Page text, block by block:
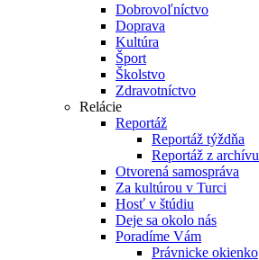
Dobrovoľníctvo
Doprava
Kultúra
Šport
Školstvo
Zdravotníctvo
Relácie
Reportáž
Reportáž týždňa
Reportáž z archívu
Otvorená samospráva
Za kultúrou v Turci
Hosť v štúdiu
Deje sa okolo nás
Poradíme Vám
Právnicke okienko